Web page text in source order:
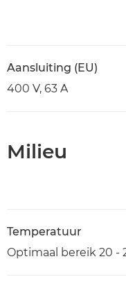
Aansluiting (EU)
400 V, 63 A
Milieu
Temperatuur
Optimaal bereik 20 -